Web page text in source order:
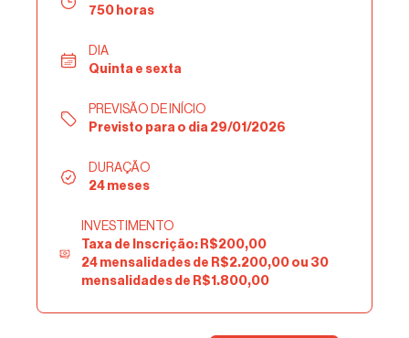
750 horas
DIA
Quinta e sexta
PREVISÃO DE INÍCIO
Previsto para o dia 29/01/2026
DURAÇÃO
24 meses
INVESTIMENTO
Taxa de Inscrição: R$200,00
24 mensalidades de R$2.200,00 ou 30
mensalidades de R$1.800,00